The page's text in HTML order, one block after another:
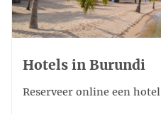
Hotels in Burundi
Reserveer online een